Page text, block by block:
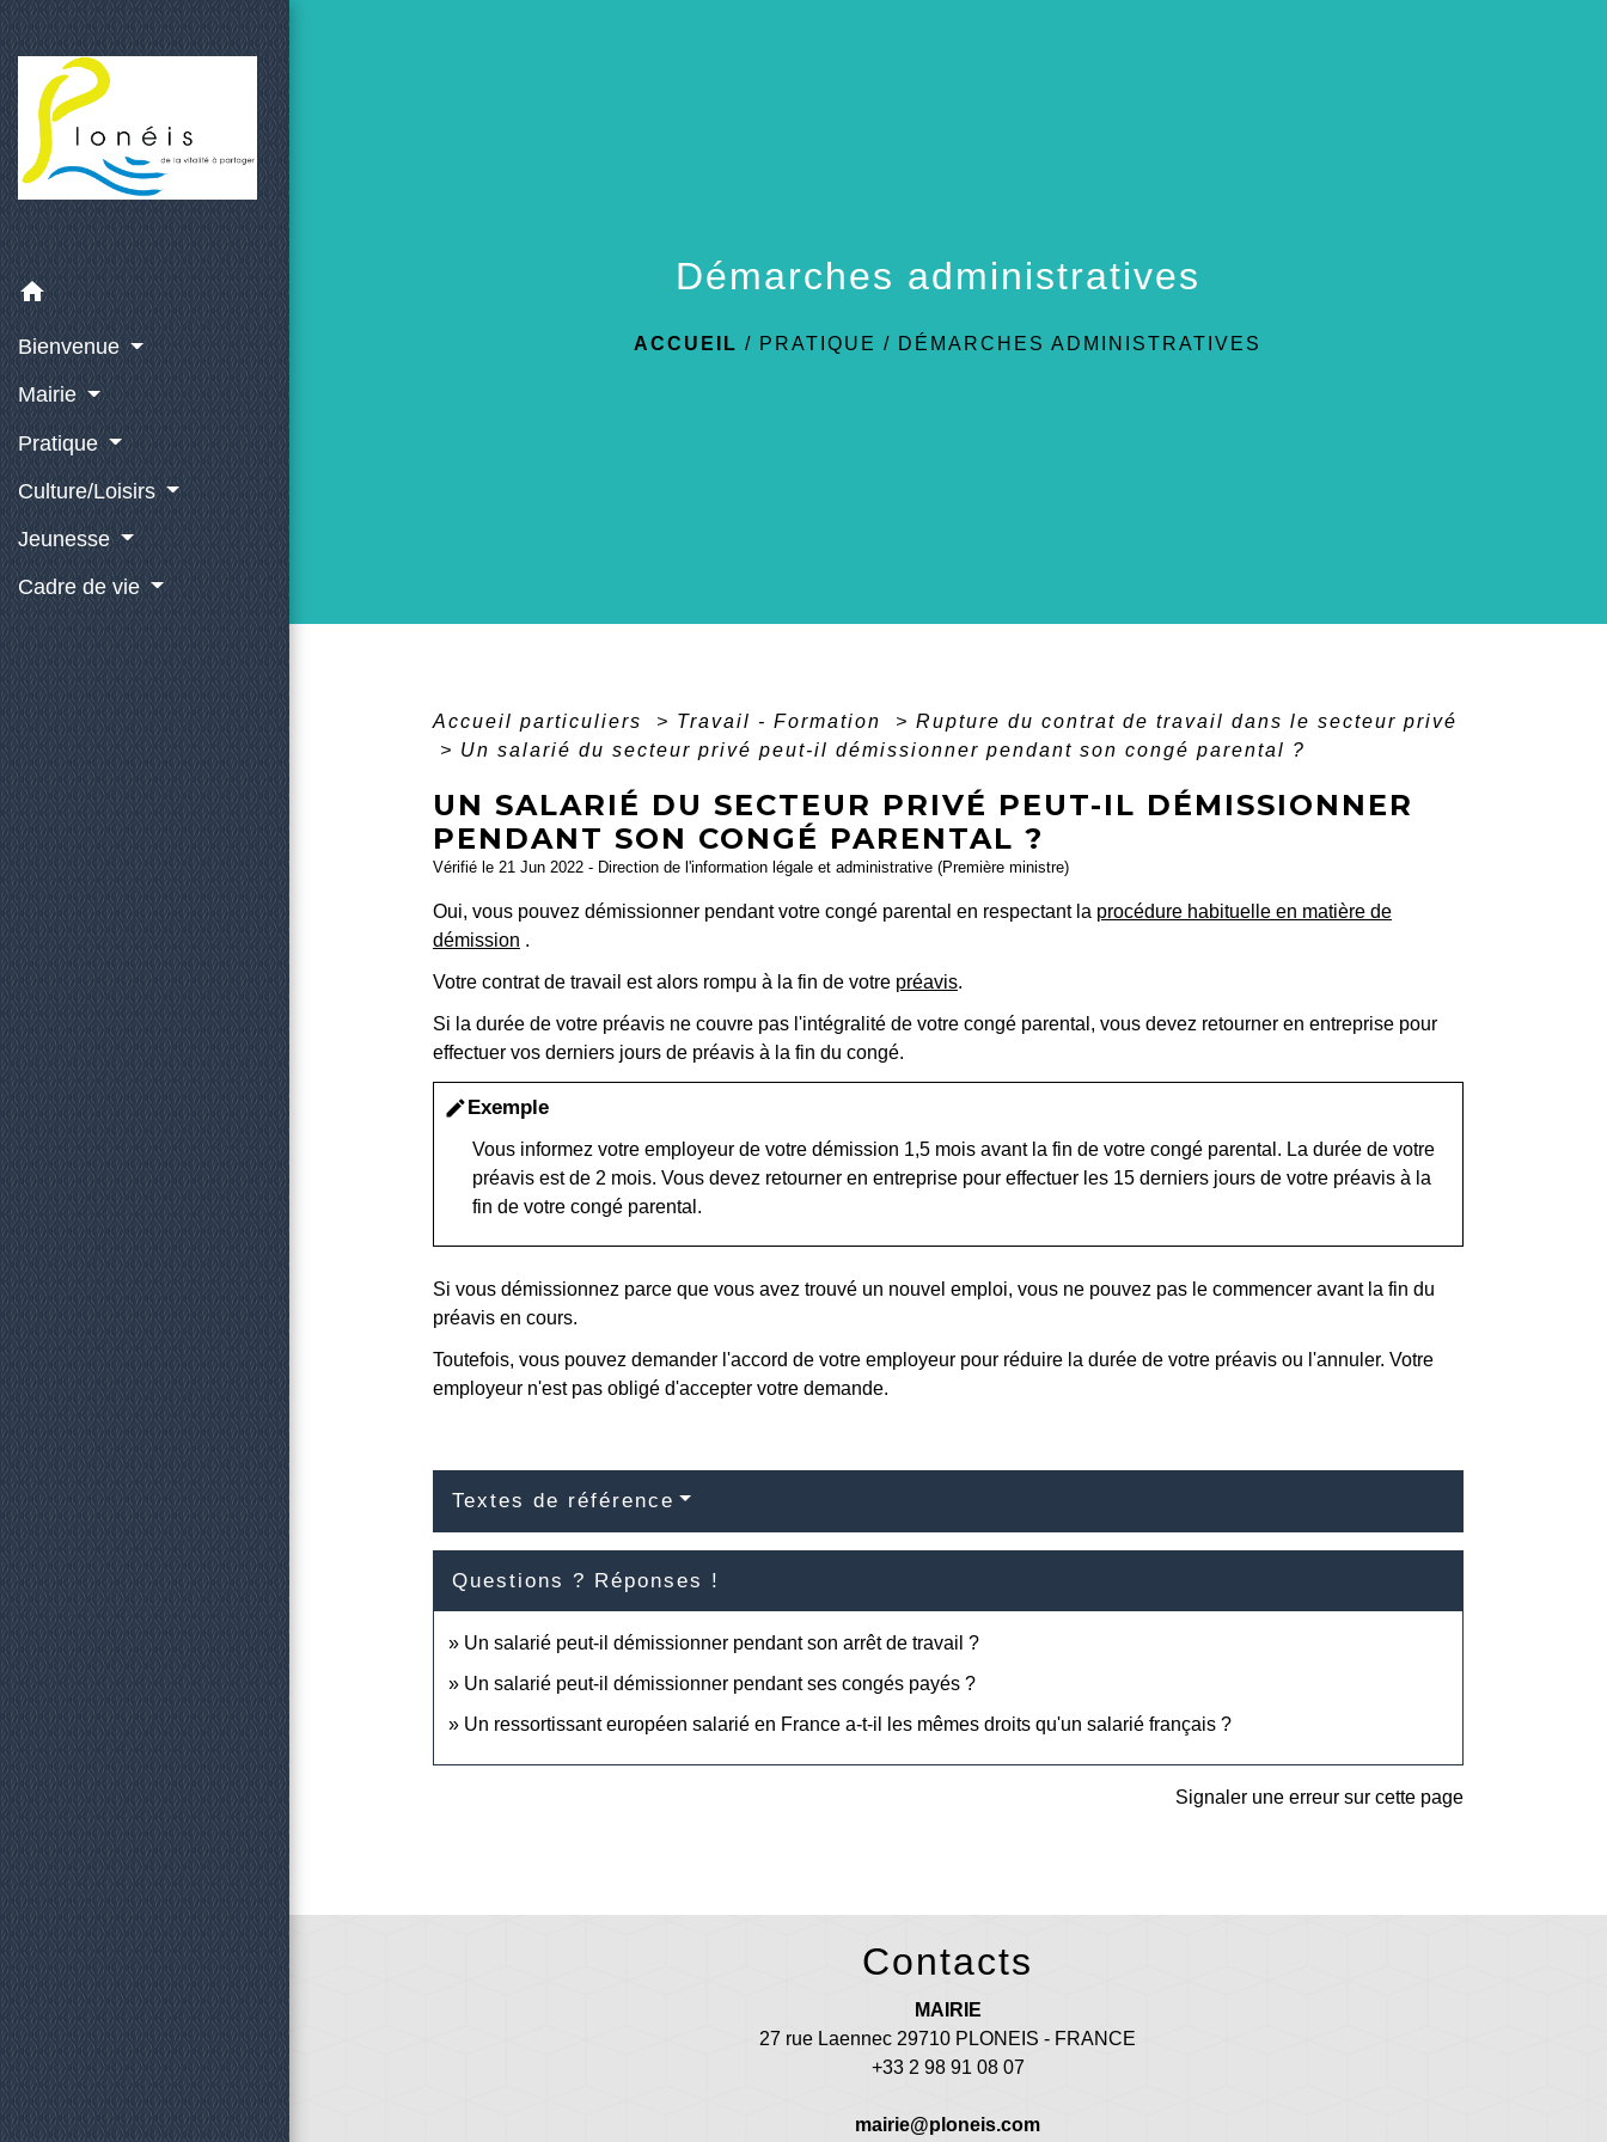
home
Bienvenue
Mairie
Pratique
Culture/Loisirs
Jeunesse
Cadre de vie
Démarches administratives
ACCUEIL / PRATIQUE / DÉMARCHES ADMINISTRATIVES
Accueil particuliers > Travail - Formation > Rupture du contrat de travail dans le secteur privé
> Un salarié du secteur privé peut-il démissionner pendant son congé parental ?
UN SALARIÉ DU SECTEUR PRIVÉ PEUT-IL DÉMISSIONNER
PENDANT SON CONGÉ PARENTAL ?
Vérifié le 21 Jun 2022 - Direction de l'information légale et administrative (Première ministre)
Oui, vous pouvez démissionner pendant votre congé parental en respectant la procédure habituelle en matière de
démission .
Votre contrat de travail est alors rompu à la fin de votre préavis.
Si la durée de votre préavis ne couvre pas l'intégralité de votre congé parental, vous devez retourner en entreprise pour
effectuer vos derniers jours de préavis à la fin du congé.
editExemple
Vous informez votre employeur de votre démission 1,5 mois avant la fin de votre congé parental. La durée de votre
préavis est de 2 mois. Vous devez retourner en entreprise pour effectuer les 15 derniers jours de votre préavis à la
fin de votre congé parental.
Si vous démissionnez parce que vous avez trouvé un nouvel emploi, vous ne pouvez pas le commencer avant la fin du
préavis en cours.
Toutefois, vous pouvez demander l'accord de votre employeur pour réduire la durée de votre préavis ou l'annuler. Votre
employeur n'est pas obligé d'accepter votre demande.
Textes de référence
Questions ? Réponses !
Un salarié peut-il démissionner pendant son arrêt de travail ?
Un salarié peut-il démissionner pendant ses congés payés ?
Un ressortissant européen salarié en France a-t-il les mêmes droits qu'un salarié français ?
Signaler une erreur sur cette page
Contacts
MAIRIE
27 rue Laennec 29710 PLONEIS - FRANCE
+33 2 98 91 08 07
mairie@ploneis.com